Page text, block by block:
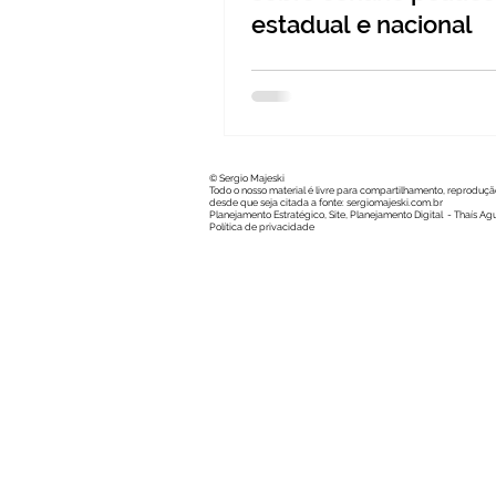
estadual e nacional
© Sergio Majeski
Todo o nosso material é livre para compartilhamento,
desde que seja citada a fonte: sergiomajeski.com.br
Planejamento Estratégico, Site, Planejamento Digital - Thaís
Política de privacidade